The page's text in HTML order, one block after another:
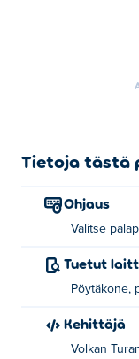
Tietoja tästä
Ohjaus
Valitse
Tuetut
Pöytäkone,
Kehittäjä
Volkan